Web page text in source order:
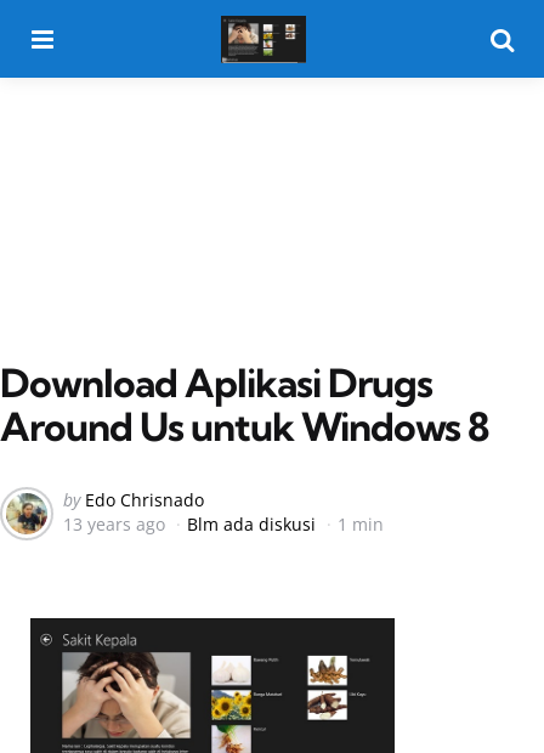
Download Aplikasi Drugs
Around Us untuk Windows 8
Posted
by
by Edo Chrisnado
13 years ago
Blm ada diskusi 1 min